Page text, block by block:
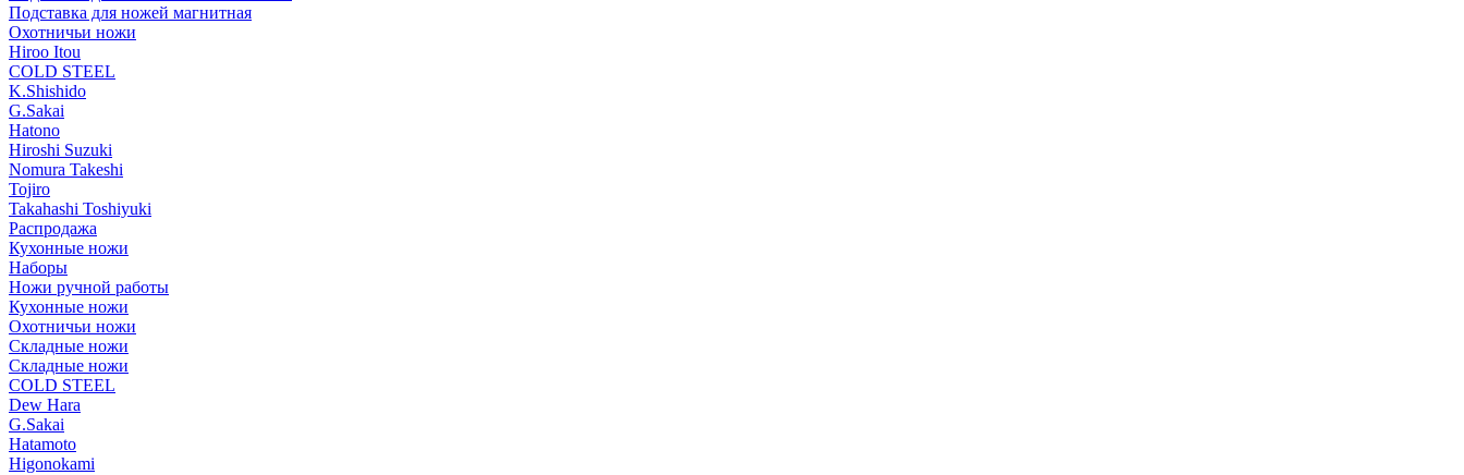
Подставка для ножей магнитная
Охотничьи ножи
Hiroo Itou
COLD STEEL
K.Shishido
G.Sakai
Hatono
Hiroshi Suzuki
Nomura Takeshi
Tojiro
Takahashi Toshiyuki
Распродажа
Кухонные ножи
Наборы
Ножи ручной работы
Кухонные ножи
Охотничьи ножи
Складные ножи
Складные ножи
COLD STEEL
Dew Hara
G.Sakai
Hatamoto
Higonokami